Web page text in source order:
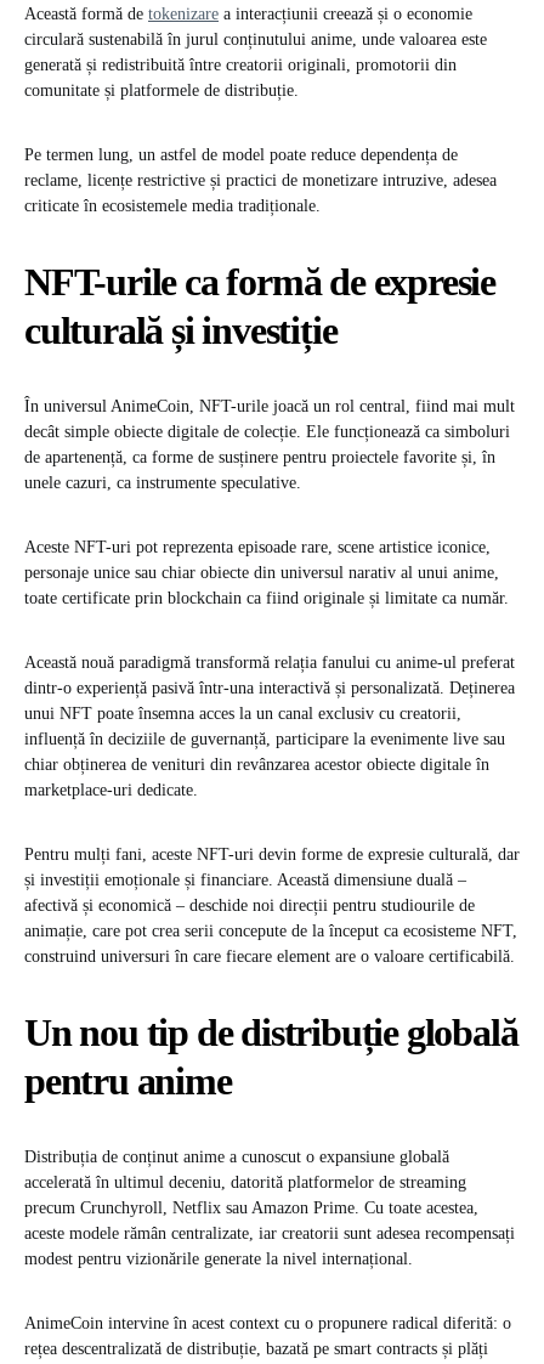
Această formă de tokenizare a interacțiunii creează și o economie
circulară sustenabilă în jurul conținutului anime, unde valoarea este
generată și redistribuită între creatorii originali, promotorii din
comunitate și platformele de distribuție.
Pe termen lung, un astfel de model poate reduce dependența de
reclame, licențe restrictive și practici de monetizare intruzive, adesea
criticate în ecosistemele media tradiționale.
NFT-urile ca formă de expresie
culturală și investiție
În universul AnimeCoin, NFT-urile joacă un rol central, fiind mai mult
decât simple obiecte digitale de colecție. Ele funcționează ca simboluri
de apartenență, ca forme de susținere pentru proiectele favorite și, în
unele cazuri, ca instrumente speculative.
Aceste NFT-uri pot reprezenta episoade rare, scene artistice iconice,
personaje unice sau chiar obiecte din universul narativ al unui anime,
toate certificate prin blockchain ca fiind originale și limitate ca număr.
Această nouă paradigmă transformă relația fanului cu anime-ul preferat
dintr-o experiență pasivă într-una interactivă și personalizată. Deținerea
unui NFT poate însemna acces la un canal exclusiv cu creatorii,
influență în deciziile de guvernanță, participare la evenimente live sau
chiar obținerea de venituri din revânzarea acestor obiecte digitale în
marketplace-uri dedicate.
Pentru mulți fani, aceste NFT-uri devin forme de expresie culturală, dar
și investiții emoționale și financiare. Această dimensiune duală –
afectivă și economică – deschide noi direcții pentru studiourile de
animație, care pot crea serii concepute de la început ca ecosisteme NFT,
construind universuri în care fiecare element are o valoare certificabilă.
Un nou tip de distribuție globală
pentru anime
Distribuția de conținut anime a cunoscut o expansiune globală
accelerată în ultimul deceniu, datorită platformelor de streaming
precum Crunchyroll, Netflix sau Amazon Prime. Cu toate acestea,
aceste modele rămân centralizate, iar creatorii sunt adesea recompensați
modest pentru vizionările generate la nivel internațional.
AnimeCoin intervine în acest context cu o propunere radical diferită: o
rețea descentralizată de distribuție, bazată pe smart contracts și plăți